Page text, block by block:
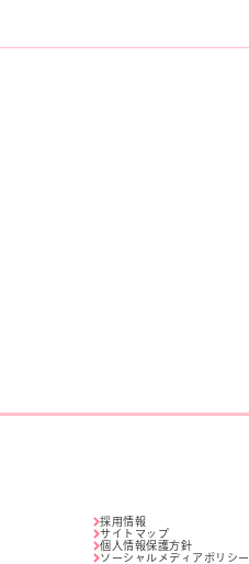
採用情報
サイトマップ
個人情報保護方針
ソーシャルメディアポリシー